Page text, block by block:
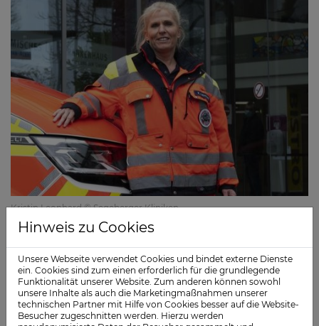
Kristin Leonhard © Segeberger Kliniken
Leonhard arbeitete zuvor neun Jahre im Herz- und
Gefäßzentrum in der Abteilung für Kardiologie und
Angiologie. Seit 2015 fährt sie als Notärztin der
Segeberger Kliniken in Zusammenarbeit mit der
Rettungsdienst-Kooperation in Schleswig-Holstein
(RKiSH). Kristin Leonhard ist seit zweieinhalb Jahren
Hinweis zu Cookies
Unsere Webseite verwendet Cookies und bindet externe Dienste
ein. Cookies sind zum einen erforderlich für die grundlegende
Funktionalität unserer Website. Zum anderen können sowohl
unsere Inhalte als auch die Marketingmaßnahmen unserer
technischen Partner mit Hilfe von Cookies besser auf die Website-
Besucher zugeschnitten werden. Hierzu werden